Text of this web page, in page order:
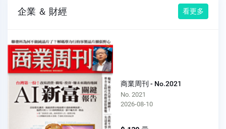
企業 ＆ 財經 看更多
商業周刊 - No.2021
No. 2021
2026-08-10